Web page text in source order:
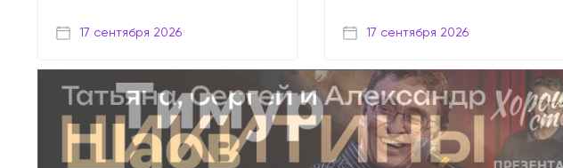
17 сентября 2026 17 сентября 2026